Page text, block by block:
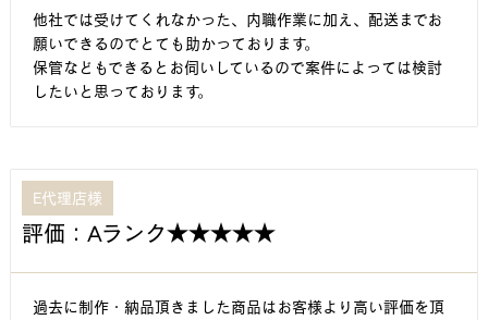
他社では受けてくれなかった、内職作業に加え、配送までお
願いできるのでとても助かっております。
保管などもできるとお伺いしているので案件によっては検討
したいと思っております。
E代理店様
評価：Aランク★★★★★
過去に制作・納品頂きました商品はお客様より高い評価を頂